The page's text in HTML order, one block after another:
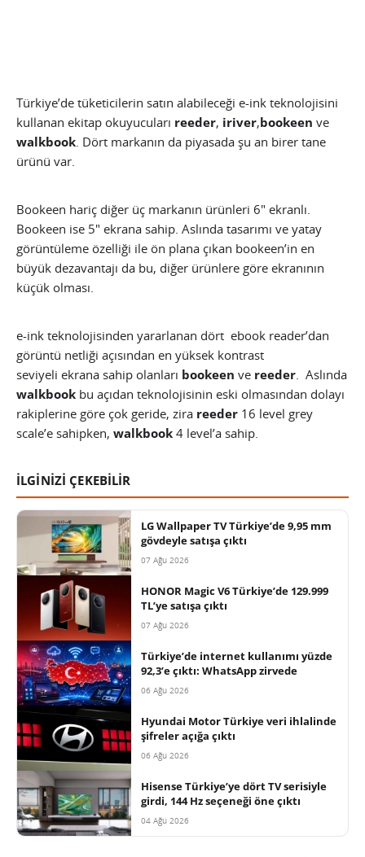
Türkiye’de tüketicilerin satın alabileceği e-ink teknolojisini
kullanan ekitap okuyucuları reeder, iriver,bookeen ve
walkbook. Dört markanın da piyasada şu an birer tane
ürünü var.
Bookeen hariç diğer üç markanın ürünleri 6″ ekranlı.
Bookeen ise 5″ ekrana sahip. Aslında tasarımı ve yatay
görüntüleme özelliği ile ön plana çıkan bookeen’in en
büyük dezavantajı da bu, diğer ürünlere göre ekranının
küçük olması.
e-ink teknolojisinden yararlanan dört ebook reader’dan
görüntü netliği açısından en yüksek kontrast
seviyeli ekrana sahip olanları bookeen ve reeder. Aslında
walkbook bu açıdan teknolojisinin eski olmasından dolayı
rakiplerine göre çok geride, zira reeder 16 level grey
scale’e sahipken, walkbook 4 level’a sahip.
İLGİNİZİ ÇEKEBİLİR
LG Wallpaper TV Türkiye’de 9,95 mm
gövdeyle satışa çıktı
07 Ağu 2026
HONOR Magic V6 Türkiye’de 129.999
TL’ye satışa çıktı
07 Ağu 2026
Türkiye’de internet kullanımı yüzde
92,3’e çıktı: WhatsApp zirvede
06 Ağu 2026
Hyundai Motor Türkiye veri ihlalinde
şifreler açığa çıktı
06 Ağu 2026
Hisense Türkiye’ye dört TV serisiyle
girdi, 144 Hz seçeneği öne çıktı
04 Ağu 2026